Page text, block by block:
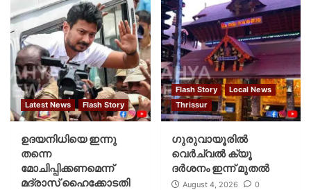
Latest News Flash Story
ഉദയനിധിയെ ഇന്നു
തന്നെ
മോചിപ്പിക്കണമെന്ന്
മദ്രാസ് ഹൈക്കോടതി
Flash Story
Local News
Thrissur
ഗുരുവായൂരില്‍
വെര്‍ച്വല്‍ ക്യൂ
ദര്‍ശനം ഇന്ന് മുതല്‍
August 4, 2026 0